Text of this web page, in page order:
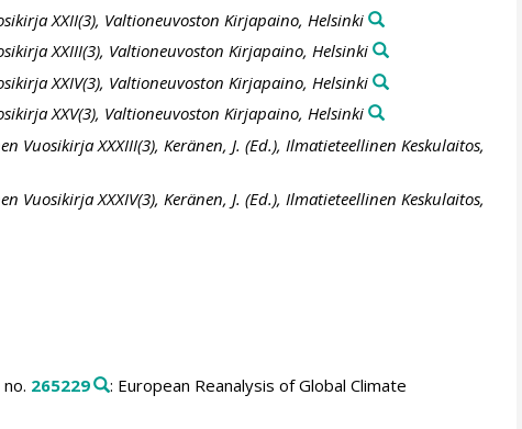
XXII(3), Valtioneuvoston Kirjapaino, Helsinki
XXIII(3), Valtioneuvoston Kirjapaino, Helsinki
XXIV(3), Valtioneuvoston Kirjapaino, Helsinki
XXV(3), Valtioneuvoston Kirjapaino, Helsinki
Vuosikirja XXXIII(3), Keränen, J. (Ed.), Ilmatieteellinen Keskulaitos,
Vuosikirja XXXIV(3), Keränen, J. (Ed.), Ilmatieteellinen Keskulaitos,
265229
: European Reanalysis of Global Climate